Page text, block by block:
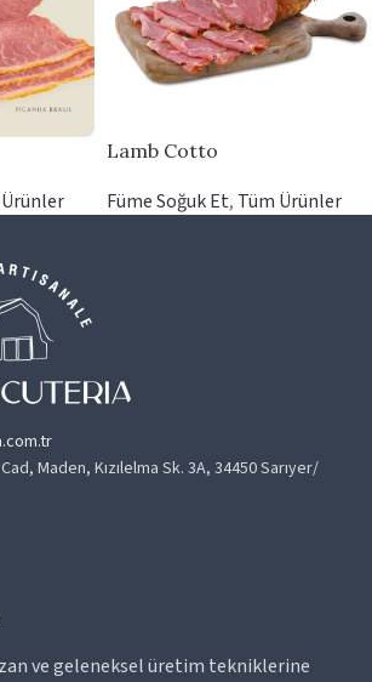
Lamb Cotto
Füme Soğuk Et, Tüm Ürünler
Maden, Kızılelma Sk. 3A, 34450 Sarıyer/
ve geleneksel üretim tekniklerine